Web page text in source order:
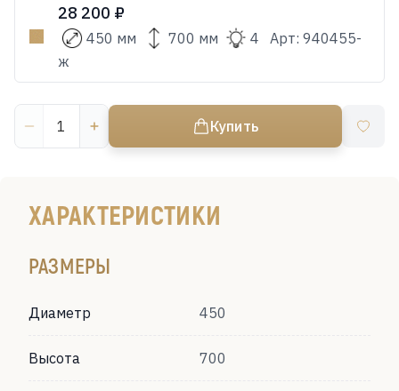
28 200 ₽
450 мм 700 мм 4 Арт: 940455-
ж
Купить
ХАРАКТЕРИСТИКИ
РАЗМЕРЫ
Диаметр 450
Высота 700